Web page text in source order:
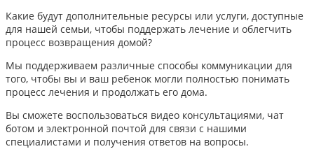
Какие будут дополнительные ресурсы или услуги, доступные
для нашей семьи, чтобы поддержать лечение и облегчить
процесс возвращения домой?
Мы поддерживаем различные способы коммуникации для
того, чтобы вы и ваш ребенок могли полностью понимать
процесс лечения и продолжать его дома.
Вы сможете воспользоваться видео консультациями, чат
ботом и электронной почтой для связи с нашими
специалистами и получения ответов на вопросы.